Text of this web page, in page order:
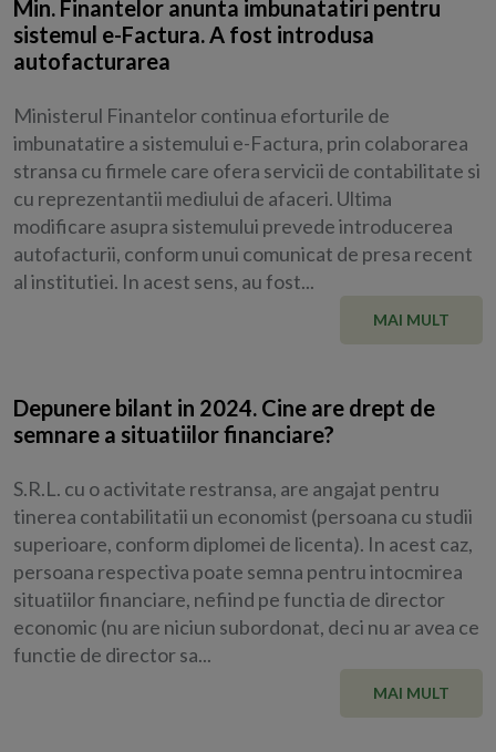
Min. Finantelor anunta imbunatatiri pentru
sistemul e-Factura. A fost introdusa
autofacturarea
Ministerul Finantelor continua eforturile de
imbunatatire a sistemului e-Factura, prin colaborarea
stransa cu firmele care ofera servicii de contabilitate si
cu reprezentantii mediului de afaceri. Ultima
modificare asupra sistemului prevede introducerea
autofacturii, conform unui comunicat de presa recent
al institutiei. In acest sens, au fost...
MAI MULT
Depunere bilant in 2024. Cine are drept de
semnare a situatiilor financiare?
S.R.L. cu o activitate restransa, are angajat pentru
tinerea contabilitatii un economist (persoana cu studii
superioare, conform diplomei de licenta). In acest caz,
persoana respectiva poate semna pentru intocmirea
situatiilor financiare, nefiind pe functia de director
economic (nu are niciun subordonat, deci nu ar avea ce
functie de director sa...
MAI MULT